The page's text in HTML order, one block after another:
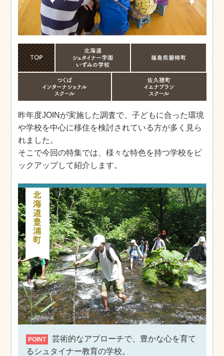
昨年度JOINが実施した調査で、子どもに合った環境
や学校を中心に移住を検討されている方が多く見ら
れました。
そこで今回の特集では、様々な特色を持つ学校をピ
ックアップして紹介します。
POINT
芸術的なアプローチで、豊かな心を育て
るシュタイナー教育の学校。